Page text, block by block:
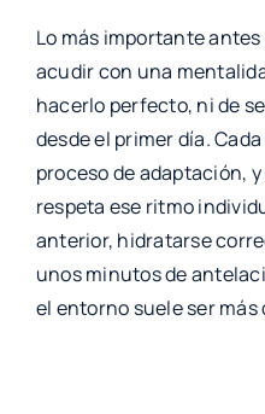
Lo más importante
acudir con una
hacerlo perfecto, ni de
desde el primer día.
proceso de adaptación,
respeta ese ritmo
anterior, hidratarse
unos minutos de
el entorno suele ser